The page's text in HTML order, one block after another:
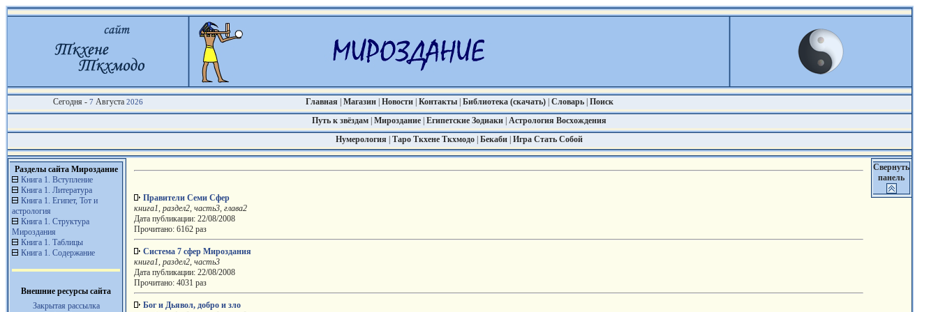
Сегодня - 7 Августа2026 Главная Магазин| Новости| Контакты Библиотека (скачать)| Словарь Поиск
Путь к звёздам Мироздание Египетские Зодиаки Астрология Восхождения
Нумерология
Таро Ткхене Ткхмодо Бекаби Игра Стать Собой
Разделы сайта Мироздание
Книга 1. Вступление
Книга 1. Литература
Книга 1. Египет, Тот и
астрология
Книга 1. Структура
Мироздания
Книга 1. Таблицы
Книга 1. Содержание
Внешние ресурсы сайта
Закрытая рассылка
Правители Семи Сфер
книга1, раздел2, часть3, глава2
Дата публикации: 22/08/2008
Прочитано: 6162 раз
Система 7 сфер Мироздания
книга1, раздел2, часть3
Дата публикации: 22/08/2008
Прочитано: 4031 раз
Бог и Дьявол, добро и зло
Свернуть
панель